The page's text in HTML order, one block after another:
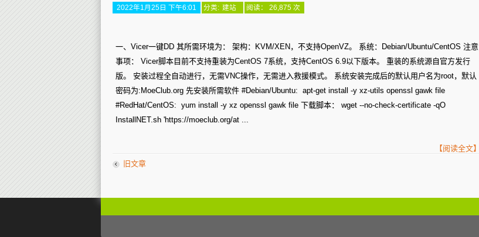
用
户
1.5
抽
脚
本
2022年1月25日 下午6:01 分类: 建站 阅读： 26,875 次
一、Vicer一键DD 其所需环境为： 架构：KVM/XEN，不支持OpenVZ。 系统：Debian/Ubuntu/CentOS 注意
事项： Vicer脚本目前不支持重装为CentOS 7系统，支持CentOS 6.9以下版本。 重装的系统源自官方发行
版。 安装过程全自动进行，无需VNC操作，无需进入救援模式。 系统安装完成后的默认用户名为root，默认
密码为:MoeClub.org 先安装所需软件 #Debian/Ubuntu: ​ apt-get install -y xz-utils openssl gawk file ​ ​
#RedHat/CentOS: ​ yum install -y xz openssl gawk file 下载脚本： wget --no-check-certificate -qO
InstallNET.sh 'https://moeclub.org/at ...
【阅读全文】
旧文章